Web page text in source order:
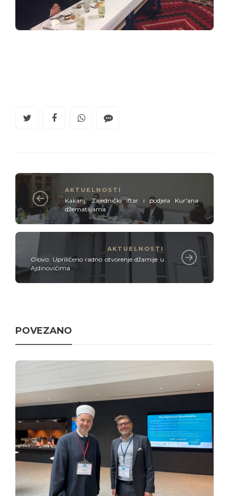
AKTUELNOSTI
Kakanj: Zajednički iftar i podjela Kur'ana
džematlijama
AKTUELNOSTI
Olovo: Upriličeno radno otvorenje džamije u
Ajdinovićima
POVEZANO